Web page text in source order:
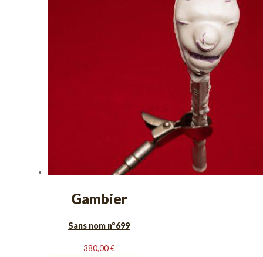
Gambier
Sans nom n°699
380,00€